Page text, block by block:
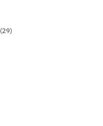
(29)